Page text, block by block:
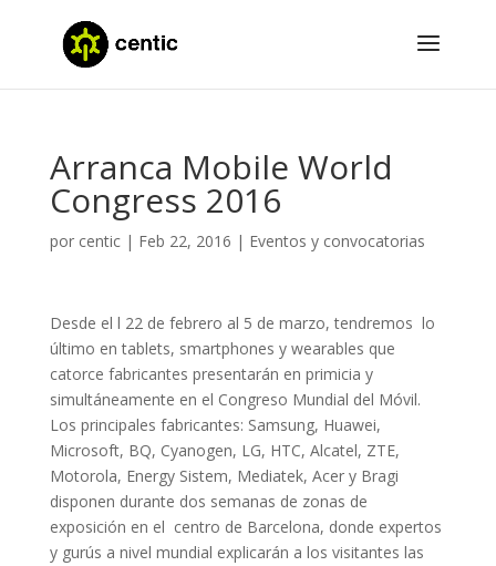
Arranca Mobile World
Congress 2016
por centic| Feb 22, 2016 | Eventos y convocatorias
Desde el l 22 de febrero al 5 de marzo, tendremos lo
último en tablets, smartphones y wearables que
catorce fabricantes presentarán en primicia y
simultáneamente en el Congreso Mundial del Móvil.
Los principales fabricantes: Samsung, Huawei,
Microsoft, BQ, Cyanogen, LG, HTC, Alcatel, ZTE,
Motorola, Energy Sistem, Mediatek, Acer y Bragi
disponen durante dos semanas de zonas de
exposición en el centro de Barcelona, donde expertos
y gurús a nivel mundial explicarán a los visitantes las